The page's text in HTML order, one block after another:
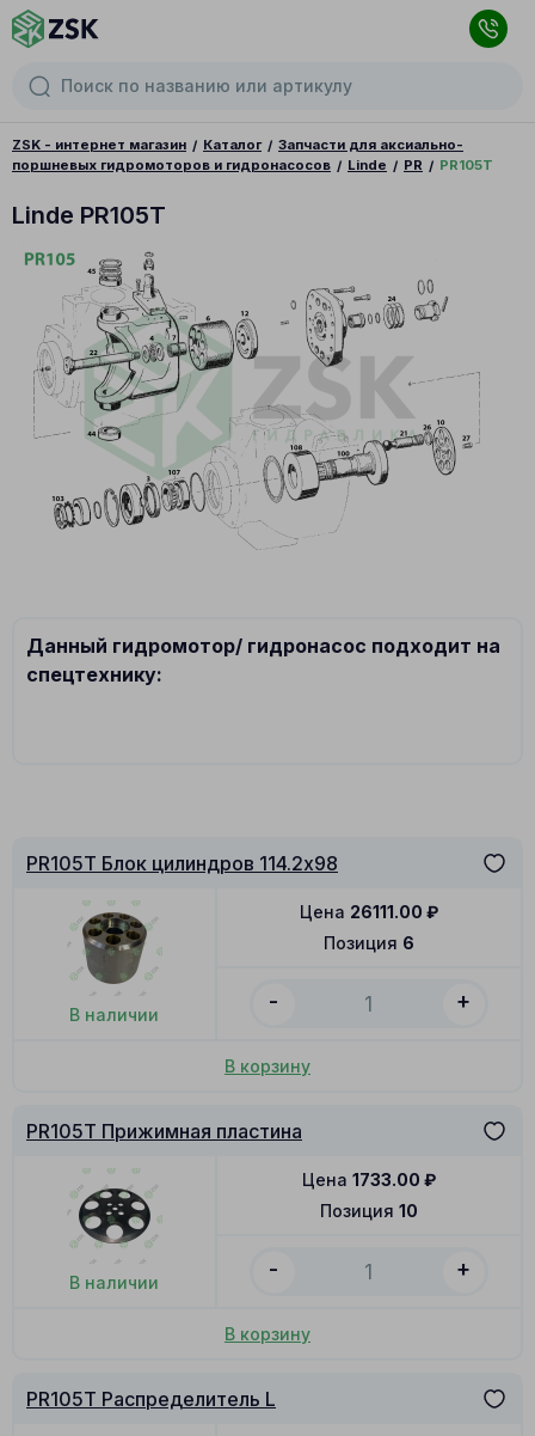
ZSK - интернет магазин Каталог
Запчасти для аксиально-
поршневых гидромоторов и гидронасосов
Linde PR PR105T
Linde PR105T
Данный гидромотор/ гидронасос подходит на
спецтехнику:
PR105T Блок цилиндров 114.2x98
В наличии
Позиция 6
Цена 26111.00 ₽
- +
В корзину
PR105T Прижимная пластина
В наличии
Позиция 10
Цена 1733.00 ₽
- +
В корзину
PR105T Распределитель L